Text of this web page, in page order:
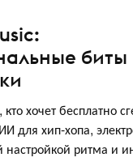
биты
хочет бесплатно
для хип-хопа,
ритма и